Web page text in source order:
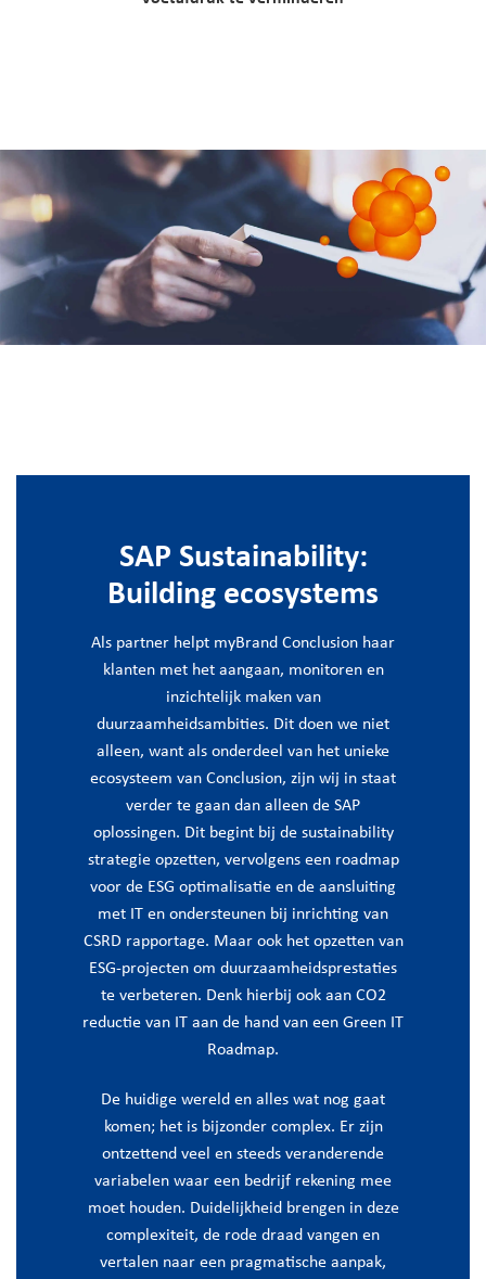
SAP Sustainability:
Building ecosystems
Als partner helpt myBrand Conclusion haar
klanten met het aangaan, monitoren en
inzichtelijk maken van
duurzaamheidsambities. Dit doen we niet
alleen, want als onderdeel van het unieke
ecosysteem van Conclusion, zijn wij in staat
verder te gaan dan alleen de SAP
oplossingen. Dit begint bij de sustainability
strategie opzetten, vervolgens een roadmap
voor de ESG optimalisatie en de aansluiting
met IT en ondersteunen bij inrichting van
CSRD rapportage. Maar ook het opzetten van
ESG-projecten om duurzaamheidsprestaties
te verbeteren. Denk hierbij ook aan CO2
reductie van IT aan de hand van een Green IT
Roadmap.
De huidige wereld en alles wat nog gaat
komen; het is bijzonder complex. Er zijn
ontzettend veel en steeds veranderende
variabelen waar een bedrijf rekening mee
moet houden. Duidelijkheid brengen in deze
complexiteit, de rode draad vangen en
vertalen naar een pragmatische aanpak,